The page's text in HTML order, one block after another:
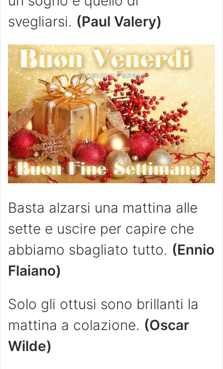
svegliarsi. (Paul Valery)
Basta alzarsi una mattina alle
sette e uscire per capire che
abbiamo sbagliato tutto. (Ennio
Flaiano)
Solo gli ottusi sono brillanti la
mattina a colazione. (Oscar
Wilde)